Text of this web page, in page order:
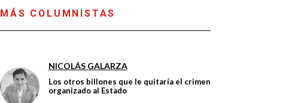
MÁS COLUMNISTAS
NICOLÁS GALARZA
Los otros billones que le quitaría el crimen
organizado al Estado